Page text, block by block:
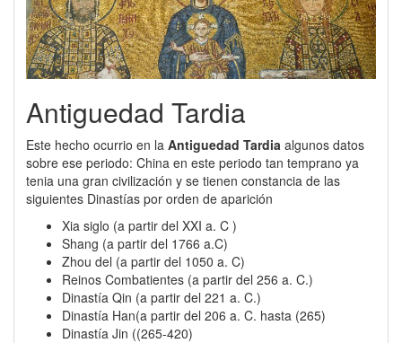
Antiguedad Tardia
Este hecho ocurrio en la Antiguedad Tardia algunos datos
sobre ese periodo: China en este periodo tan temprano ya
tenia una gran civilización y se tienen constancia de las
siguientes Dinastías por orden de aparición
Xia siglo (a partir del XXI a. C )
Shang (a partir del 1766 a.C)
Zhou del (a partir del 1050 a. C)
Reinos Combatientes (a partir del 256 a. C.)
Dinastía Qin (a partir del 221 a. C.)
Dinastía Han(a partir del 206 a. C. hasta (265)
Dinastía Jin ((265-420)